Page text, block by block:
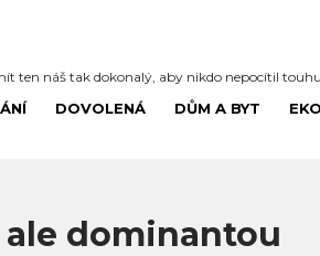
ten náš tak dokonalý, aby nikdo nepocítil
DOVOLENÁ DŮM A BYT
dominantou